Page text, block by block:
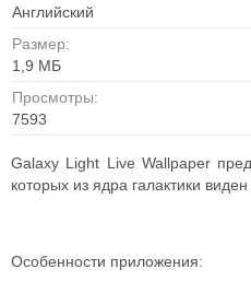
Английский
Размер:
1,9 MБ
Просмотры:
7593
Galaxy Light Live Wallpaper
которых из ядра галактики
Особенности приложения: